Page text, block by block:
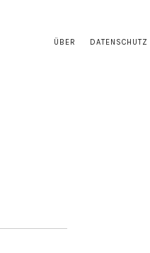
ÜBER DATENSCHUTZ